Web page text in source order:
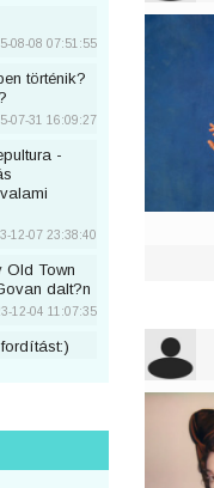
08-08 07:51:55
történik?
07-31 16:09:27
-
12-07 23:38:40
Old Town
dalt?n
12-04 11:07:35